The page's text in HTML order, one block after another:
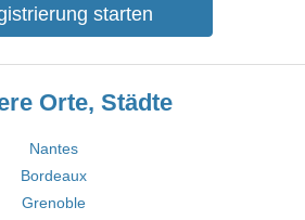
starten
Orte, Städte
Nantes
Bordeaux
Grenoble